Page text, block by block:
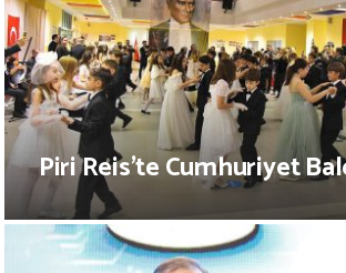
Piri Reis’te Cumhuriyet